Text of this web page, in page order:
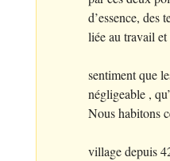
d’essence, des
liée au travail et
sentiment que
négligeable ,
Nous habitons
village depuis